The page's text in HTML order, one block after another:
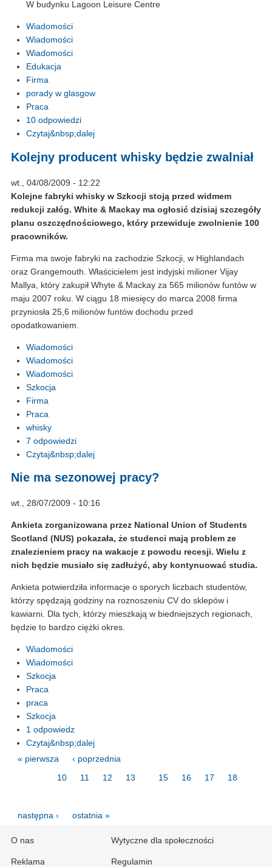
W budynku Lagoon Leisure Centre
Wiadomości
Wiadomości
Wiadomości
Edukacja
Firma
porady w glasgow
Praca
10 odpowiedzi
Czytaj&nbsp;dalej
Kolejny producent whisky będzie zwalniał
wt., 04/08/2009 - 12:22
Kolejne fabryki whisky w Szkocji stoją przed widmem
redukcji załóg. White & Mackay ma ogłosić dzisiaj szczegóły
planu oszczędnościowego, który przewiduje zwolnienie 100
pracowników.
Firma ma swoje fabryki na zachodzie Szkocji, w Highlandach
oraz Grangemouth. Właścicielem jest indyjski milioner Vijay
Mallya, który zakupił Whyte & Mackay za 565 milionów funtów w
maju 2007 roku. W ciągu 18 miesięcy do marca 2008 firma
przyniosła 25,6 milionów funtów dochodu przed
opodatkowaniem.
Wiadomości
Wiadomości
Wiadomości
Szkocja
Firma
Praca
whisky
7 odpowiedzi
Czytaj&nbsp;dalej
Nie ma sezonowej pracy?
wt., 28/07/2009 - 10:16
Ankieta zorganizowana przez National Union of Students
Scotland (NUS) pokazała, że studenci mają problem ze
znalezieniem pracy na wakacje z powodu recesji. Wielu z
nich będzie musiało się zadłużyć, aby kontynuować studia.
Ankieta potwierdziła informacje o sporych liczbach studentów,
którzy spędzają godziny na roznoszeniu CV do sklepów i
kawiarni. Dla tych, którzy mieszkają w biedniejszych regionach,
będzie to bardzo ciężki okres.
Wiadomości
Wiadomości
Szkocja
Praca
praca
Szkocja
1 odpowiedz
Czytaj&nbsp;dalej
« pierwsza
‹ poprzednia
10 11 12 13 15 16 17
18
następna ›
ostatnia »
O nas
Reklama
Wytyczne dla społeczności
Regulamin